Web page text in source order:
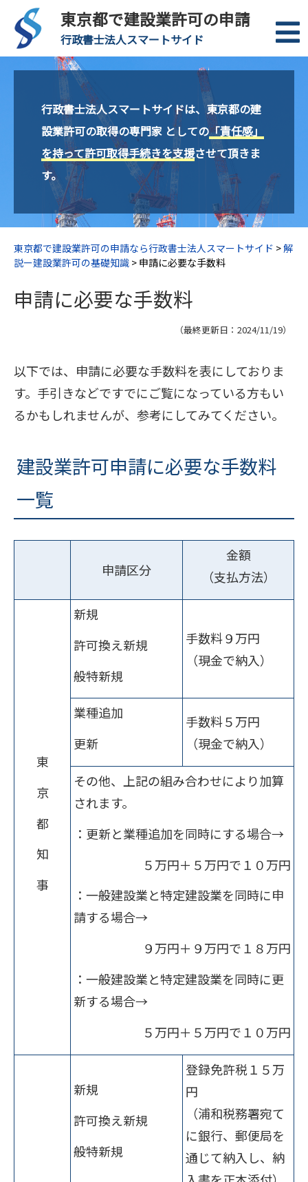
東京都で建設業許可の申請
行政書士法人スマートサイド
行政書士法人スマートサイドは、東京都の建
設業許可の取得の専門家 としての「責任感」
を持って許可取得手続きを支援させて頂きま
す。
東京都で建設業許可の申請なら行政書士法人スマートサイド >解
説ー建設業許可の基礎知識 > 申請に必要な手数料
申請に必要な手数料
（最終更新日： 2024/11/19）
以下では、申請に必要な手数料を表にしておりま
す。手引きなどですでにご覧になっている方もい
るかもしれませんが、参考にしてみてください。
建設業許可申請に必要な手数料
一覧
申請区分
金額
（支払方法）
東
京
都
知
事
新規
許可換え新規
般特新規
手数料９万円
（現金で納入）
業種追加
更新
手数料５万円
（現金で納入）
その他、上記の組み合わせにより加算
されます。
：更新と業種追加を同時にする場合→
５万円＋５万円で１０万円
：一般建設業と特定建設業を同時に申
請する場合→
９万円＋９万円で１８万円
：一般建設業と特定建設業を同時に更
新する場合→
５万円＋５万円で１０万円
新規
許可換え新規
般特新規
登録免許税１５万
円
（浦和税務署宛て
に銀行、郵便局を
通じて納入し、納